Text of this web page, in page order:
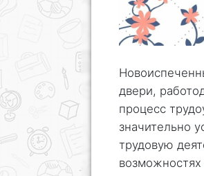
двери,
процесс
значительно
трудовую